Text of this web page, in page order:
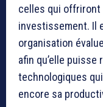
celles qui offriront
investissement. Il
organisation
afin qu’elle
technologiques
encore sa